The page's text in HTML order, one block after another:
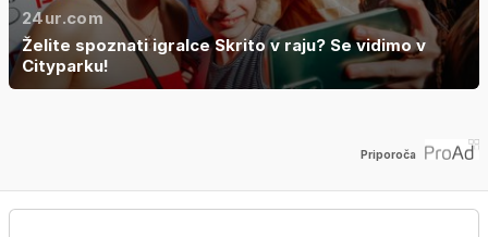
24ur.com
Želite spoznati igralce Skrito v raju? Se vidimo v
Cityparku!
Priporoča